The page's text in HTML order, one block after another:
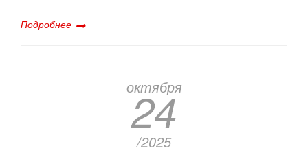
Подробнее
октября
24
/2025